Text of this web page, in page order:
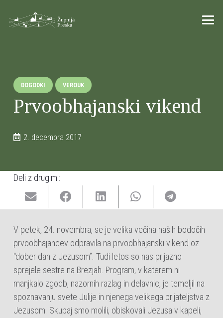
DOGODKI VEROUK
Prvoobhajanski vikend
2. decembra 2017
Deli z drugimi:
V petek, 24. novembra, se je velika večina naših bodočih
prvoobhajancev odpravila na prvoobhajanski vikend oz.
“dober dan z Jezusom”. Tudi letos so nas prijazno
sprejele sestre na Brezjah. Program, v katerem ni
manjkalo zgodb, nazornih razlag in delavnic, je temeljil na
spoznavanju svete Julije in njenega velikega prijateljstva z
Jezusom. Skupaj smo molili, obiskovali Jezusa v kapeli,